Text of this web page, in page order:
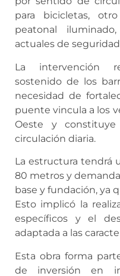
para bicicletas,
peatonal
actuales de
La intervención
sostenido de los
necesidad de
puente vincula a los
Oeste y
circulación diaria.
La estructura tendrá
80 metros y
base y fundación, ya
Esto implicó la
específicos y el
adaptada a las
Esta obra forma
de inversión en